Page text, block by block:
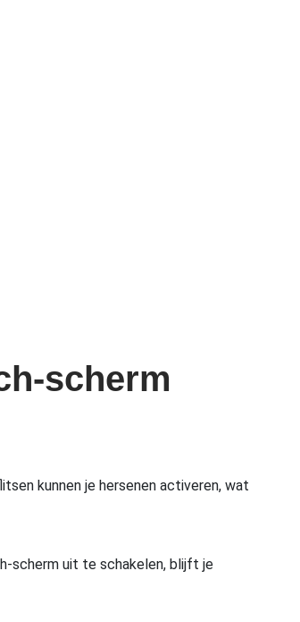
scherm
kunnen je hersenen activeren, wat
scherm uit te schakelen, blijft je